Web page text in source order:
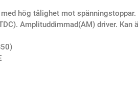
hög tålighet mot spänningstoppar.
Amplituddimmad(AM) driver. Kan